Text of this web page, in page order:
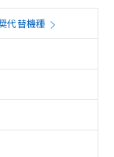
代替機種